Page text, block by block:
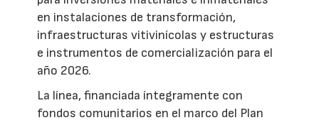
en instalaciones de transformación,
infraestructuras vitivinícolas y estructuras
e instrumentos de comercialización para el
año 2026.
La línea, financiada íntegramente con
fondos comunitarios en el marco del Plan